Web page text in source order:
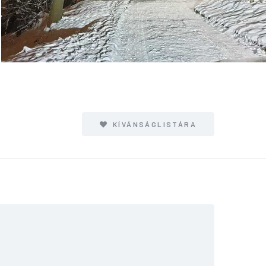
KÍVÁNSÁGLISTÁRA